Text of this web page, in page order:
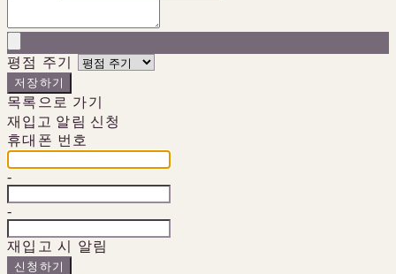
평점 주기
저장하기
목록으로 가기
재입고 알림 신청
휴대폰 번호
-
-
재입고 시 알림
신청하기